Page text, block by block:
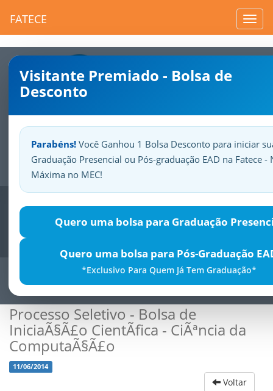
FATECE
Visitante Premiado - Bolsa de
Desconto
Parabéns! Você Ganhou 1 Bolsa Desconto para iniciar
Graduação Presencial ou Pós-graduação EAD na Fatece -
Máxima no MEC!
Quero uma bolsa para Graduação
Quero uma bolsa para Pós-Graduação
*Exclusivo Para Quem Já Tem Graduação*
SuaFatece.Seuorgulho.
Previous
Processo Seletivo - Bolsa de
IniciaÃ§Ã£o CientÃ­fica - CiÃªncia da
ComputaÃ§Ã£o
11/06/2014
Voltar